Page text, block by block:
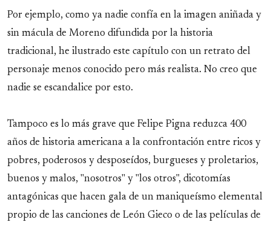
Por ejemplo, como ya nadie confía en la imagen aniñada y
sin mácula de Moreno difundida por la historia
tradicional, he ilustrado este capítulo con un retrato del
personaje menos conocido pero más realista. No creo que
nadie se escandalice por esto.
Tampoco es lo más grave que Felipe Pigna reduzca 400
años de historia americana a la confrontación entre ricos y
pobres, poderosos y desposeídos, burgueses y proletarios,
buenos y malos, "nosotros" y "los otros", dicotomías
antagónicas que hacen gala de un maniqueísmo elemental
propio de las canciones de León Gieco o de las películas de